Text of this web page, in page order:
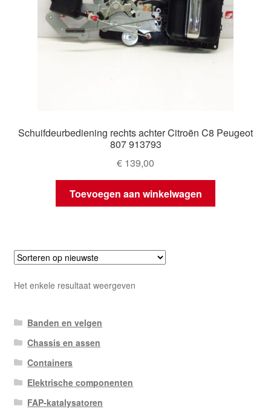
Mijn account
Schuifdeurbediening rechts achter Citroën C8 Peugeot
807 913793
€ 139,00
Toevoegen aan winkelwagen
Het enkele resultaat weergeven
Banden en velgen
Chassis en assen
Containers
Elektrische componenten
FAP-katalysatoren